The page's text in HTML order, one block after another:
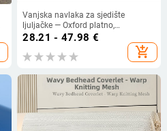
Vanjska navlaka za sjedište
ljuljačke — Oxford platno,
vodootporna i otporna na prašinu,
proširivo otvaranje, pakiranje: PE
vrećica + torba za pohranu,
28.21 - 47.98 €
add_shopping_cart